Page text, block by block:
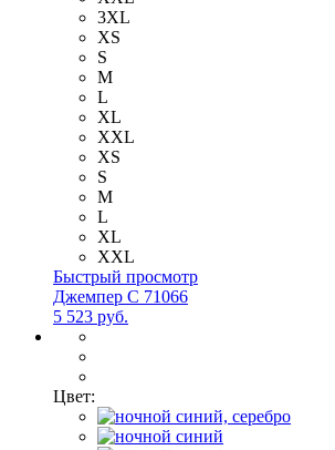
3XL
XS
S
M
L
XL
XXL
XS
S
M
L
XL
XXL
Быстрый просмотр
Джемпер С 71066
5 523 руб.
Цвет: